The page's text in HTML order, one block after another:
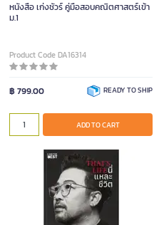
หนังสือ เก่งชัวร์ คู่มือสอบคณิตศาสตร์เข้า
ม.1
Product Code DA16314
฿ 799.00 READY TO SHIP
ADD TO CART